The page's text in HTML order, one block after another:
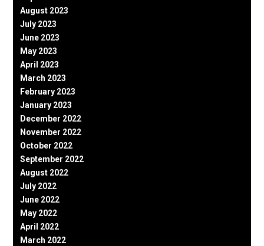
August 2023
July 2023
June 2023
May 2023
April 2023
March 2023
February 2023
January 2023
December 2022
November 2022
October 2022
September 2022
August 2022
July 2022
June 2022
May 2022
April 2022
March 2022